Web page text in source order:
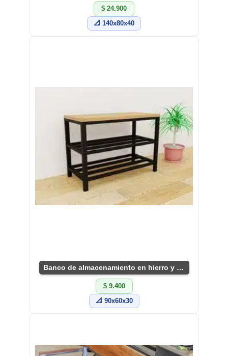
$ 24.900
📐 140x80x40
Banco de almacenamiento en hierro y madera
$ 9.400
📐 90x60x30